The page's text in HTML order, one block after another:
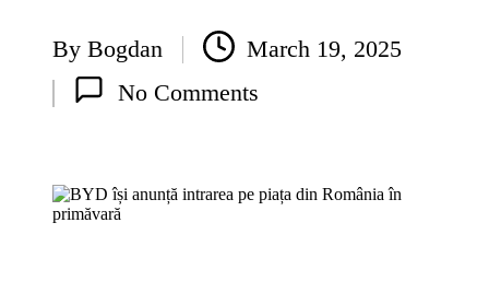
Posted
by
By Bogdan
March 19, 2025
No Comments